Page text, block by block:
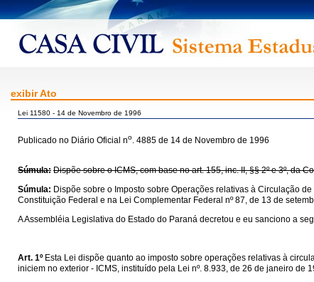
exibir Ato
Lei 11580 - 14 de Novembro de 1996
Publicado no Diário Oficial no. 4885 de 14 de Novembro de 1996
Súmula: Dispõe sobre o ICMS, com base no art. 155, inc. II, §§ 2º e 3º, da
Súmula: Dispõe sobre o Imposto sobre Operações relativas à Circulação
Constituição Federal e na Lei Complementar Federal nº 87, de 13 de
A Assembléia Legislativa do Estado do Paraná decretou e eu sanciono a
Art. 1º Esta Lei dispõe quanto ao imposto sobre operações relativas à
iniciem no exterior - ICMS, instituído pela Lei nº. 8.933, de 26 de janeiro de